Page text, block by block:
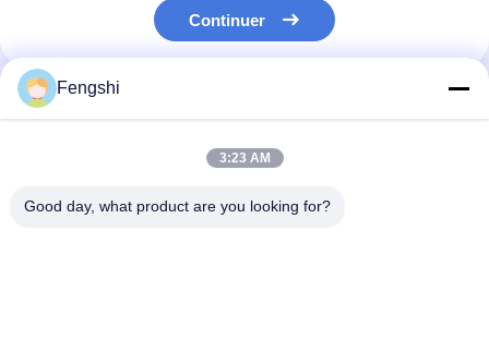
Affichage à cristaux liquides élevé de Tni
Panneau d'affichage à cristaux liquides de cadre ouvert
Continuer
Nos Catégories
Fengshi
3:23 AM
Good day, what product are you looking for?